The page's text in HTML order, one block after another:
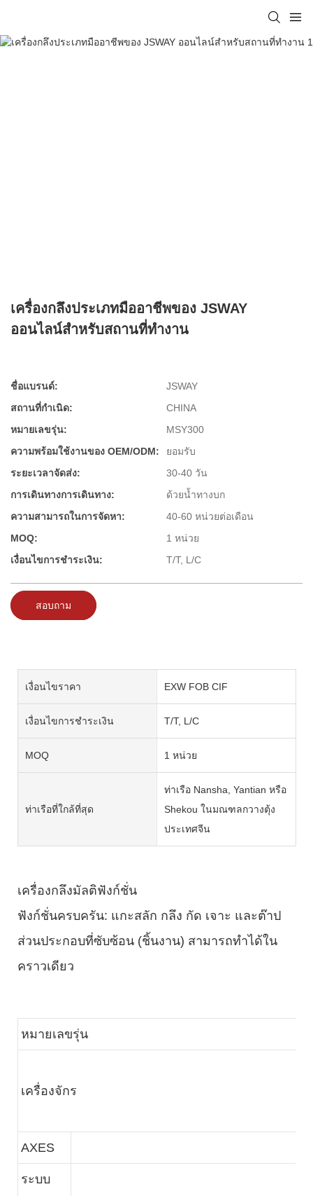
เครื่องกลึงประเภทมืออาชีพของ JSWAY
ออนไลน์สำหรับสถานที่ทำงาน
ชื่อแบรนด์:
JSWAY
สถานที่กำเนิด:
CHINA
หมายเลขรุ่น:
MSY300
ความพร้อมใช้งานของ OEM/ODM:
ยอมรับ
ระยะเวลาจัดส่ง:
30-40 วัน
การเดินทางการเดินทาง:
ด้วยน้ำทางบก
ความสามารถในการจัดหา:
40-60 หน่วยต่อเดือน
MOQ:
1 หน่วย
เงื่อนไขการชำระเงิน:
T/T, L/C
สอบถาม
เงื่อนไขราคา EXW FOB CIF
เงื่อนไขการชำระเงิน T/T, L/C
MOQ 1 หน่วย
ท่าเรือที่ใกล้ที่สุด
ท่าเรือ Nansha, Yantian หรือ
Shekou ในมณฑลกวางตุ้ง
ประเทศจีน
เครื่องกลึงมัลติฟังก์ชั่น
ฟังก์ชั่นครบครัน: แกะสลัก กลึง กัด เจาะ และต๊าป
ส่วนประกอบที่ซับซ้อน (ชิ้นงาน) สามารถทำได้ใน
คราวเดียว
หมายเลขรุ่น
เครื่องจักร
AXES
ระบบ